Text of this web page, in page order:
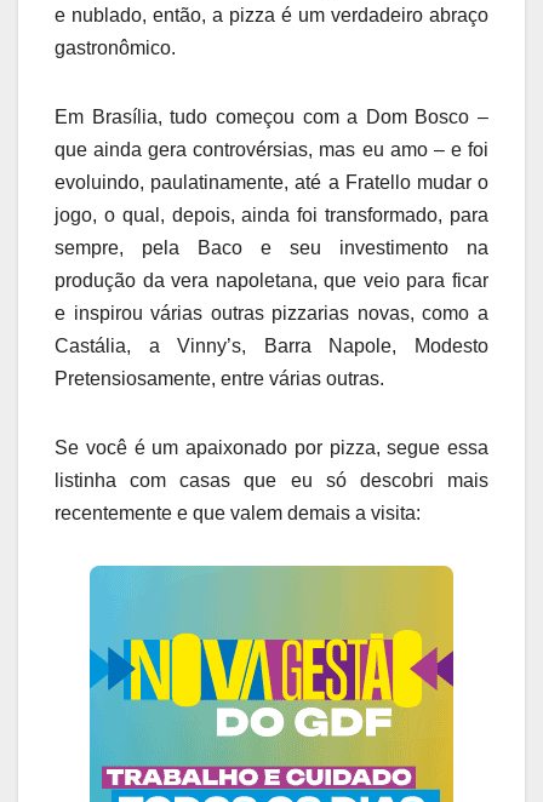
e nublado, então, a pizza é um verdadeiro abraço
gastronômico.
Em Brasília, tudo começou com a Dom Bosco –
que ainda gera controvérsias, mas eu amo – e foi
evoluindo, paulatinamente, até a Fratello mudar o
jogo, o qual, depois, ainda foi transformado, para
sempre, pela Baco e seu investimento na
produção da vera napoletana, que veio para ficar
e inspirou várias outras pizzarias novas, como a
Castália, a Vinny’s, Barra Napole, Modesto
Pretensiosamente, entre várias outras.
Se você é um apaixonado por pizza, segue essa
listinha com casas que eu só descobri mais
recentemente e que valem demais a visita: